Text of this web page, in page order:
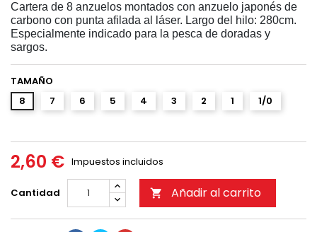
Cartera de 8 anzuelos montados con anzuelo japonés de
carbono con punta afilada al láser. Largo del hilo: 280cm.
Especialmente indicado para la pesca de doradas y
sargos.
TAMAÑO
8
7 6 5 4 3 2 1 1/0
2,60 € Impuestos incluidos
Cantidad  Añadir al carrito